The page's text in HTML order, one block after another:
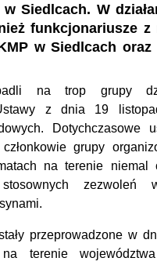
Siedlcach. W
funkcjonariusze z
w Siedlcach oraz
na trop grupy
z dnia 19
Dotychczasowe
członkowie grupy
na terenie niemal
stosownych
przeprowadzone w
terenie województwa